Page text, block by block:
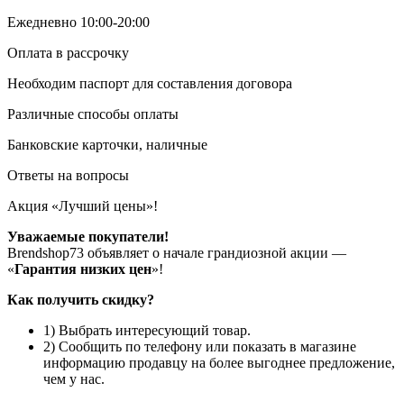
Ежедневно 10:00-20:00
Оплата в рассрочку
Необходим паспорт для составления договора
Различные способы оплаты
Банковские карточки, наличные
Ответы на вопросы
Акция «Лучший цены»!
Уважаемые покупатели!
Brendshop73 объявляет о начале грандиозной акции —
«Гарантия низких цен»!
Как получить скидку?
1) Выбрать интересующий товар.
2) Сообщить по телефону или показать в магазине
информацию продавцу на более выгоднее предложение,
чем у нас.